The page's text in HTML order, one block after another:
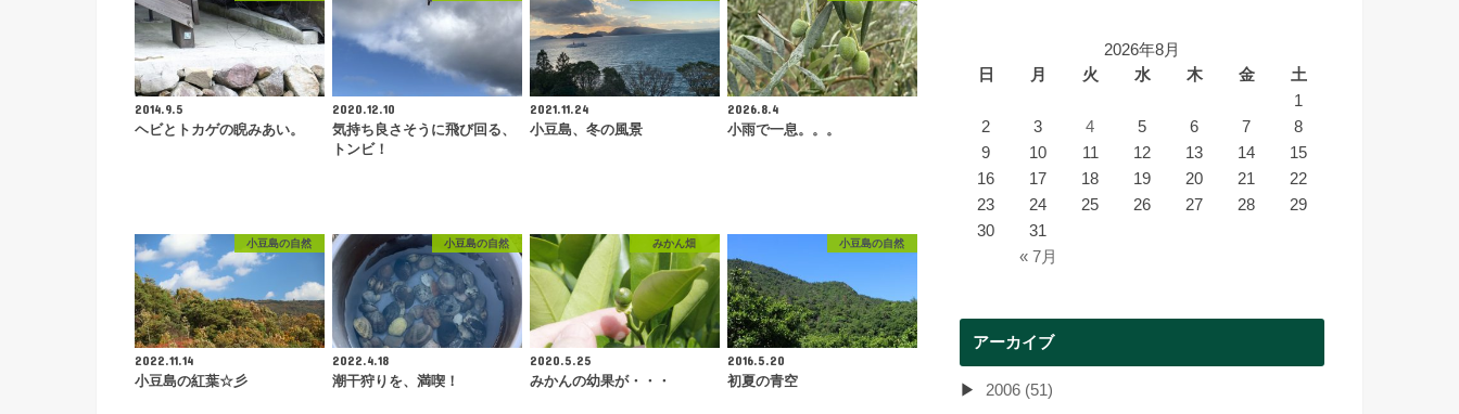
2014.9.5
ヘビとトカゲの睨みあい。
2020.12.10
気持ち良さそうに飛び回る、
トンビ！
2021.11.24
小豆島、冬の風景
2026.8.4
小雨で一息。。。
小豆島の自然
2022.11.14
小豆島の紅葉☆彡
小豆島の自然
2022.4.18
潮干狩りを、満喫！
みかん畑
2020.5.25
みかんの幼果が・・・
小豆島の自然
2016.5.20
初夏の青空
2026年8月
日
月 火 水 木 金 土
« 7月
1
2
3 4 5 6 7
8
9
10 11 12 13 14
15
16
17 18 19 20 21
22
23
24 25 26 27 28
29
30
31
アーカイブ
2006 (51)